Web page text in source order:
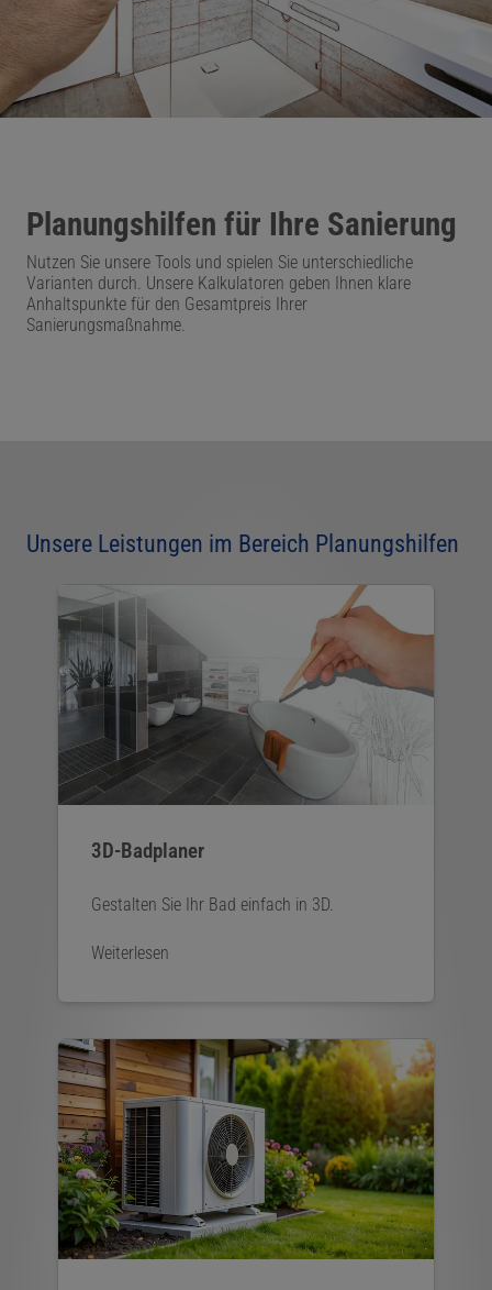
Planungshilfen für Ihre Sanierung
Nutzen Sie unsere Tools und spielen Sie unterschiedliche
Varianten durch. Unsere Kalkulatoren geben Ihnen klare
Anhaltspunkte für den Gesamtpreis Ihrer
Sanierungsmaßnahme.
Unsere Leistungen im Bereich Planungshilfen
3D-Badplaner
Gestalten Sie Ihr Bad einfach in 3D.
Weiterlesen